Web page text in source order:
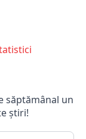
săptămânal un
știri!